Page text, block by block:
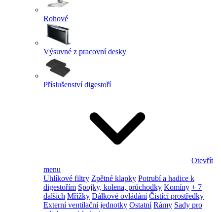
Rohové
Výsuvné z pracovní desky
Příslušenství digestoří
Otevřít
menu
Uhlíkové filtry Zpětné klapky Potrubí a hadice k
digestořím Spojky, kolena, průchodky Komíny + 7
dalších Mřížky Dálkové ovládání Čistící prostředky
Externí ventilační jednotky Ostatní Rámy Sady pro